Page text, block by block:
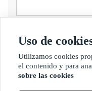
presentar
Uso de
Utilizamos cookies
el contenido y para
sobre las cookies